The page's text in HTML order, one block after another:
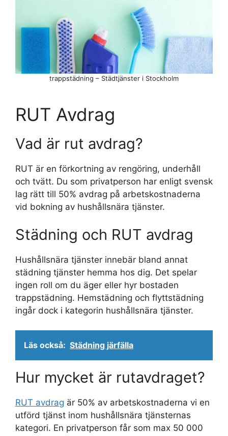
RUT Avdrag
Vad är rut avdrag?
RUT är en förkortning av rengöring, underhåll
och tvätt. Du som privatperson har enligt svensk
lag rätt till 50% avdrag på arbetskostnaderna
vid bokning av hushållsnära tjänster.
Städning och RUT avdrag
Hushållsnära tjänster innebär bland annat
städning tjänster hemma hos dig. Det spelar
ingen roll om du äger eller hyr bostaden
trappstädning. Hemstädning och flyttstädning
ingår dock i kategorin hushållsnära tjänster.
Läs också: Städning järfälla
Hur mycket är rutavdraget?
RUT avdrag är 50% av arbetskostnaderna vi en
utförd tjänst inom hushållsnära tjänsternas
kategori. En privatperson får som max 50 000
trappstädning – Städtjänster i Stockholm